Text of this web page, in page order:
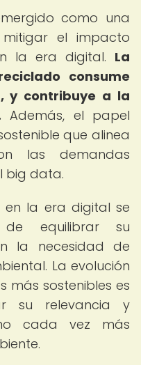
como una
el impacto
la era digital. La
consume
y contribuye a la
Además, el papel
que alinea
las demandas
big data.
en la era digital se
equilibrar su
la necesidad de
La evolución
sostenibles es
su relevancia y
cada vez más